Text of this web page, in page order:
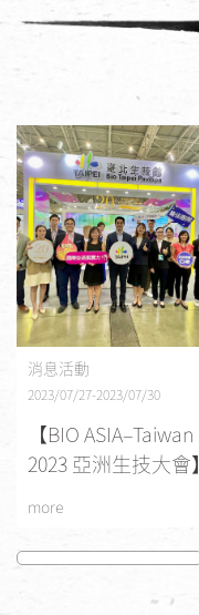
消息活動
2023/07/27-2023/07/30
【BIO ASIA–Taiwan
2023 亞洲生技大會】
more